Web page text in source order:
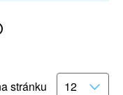
stránku